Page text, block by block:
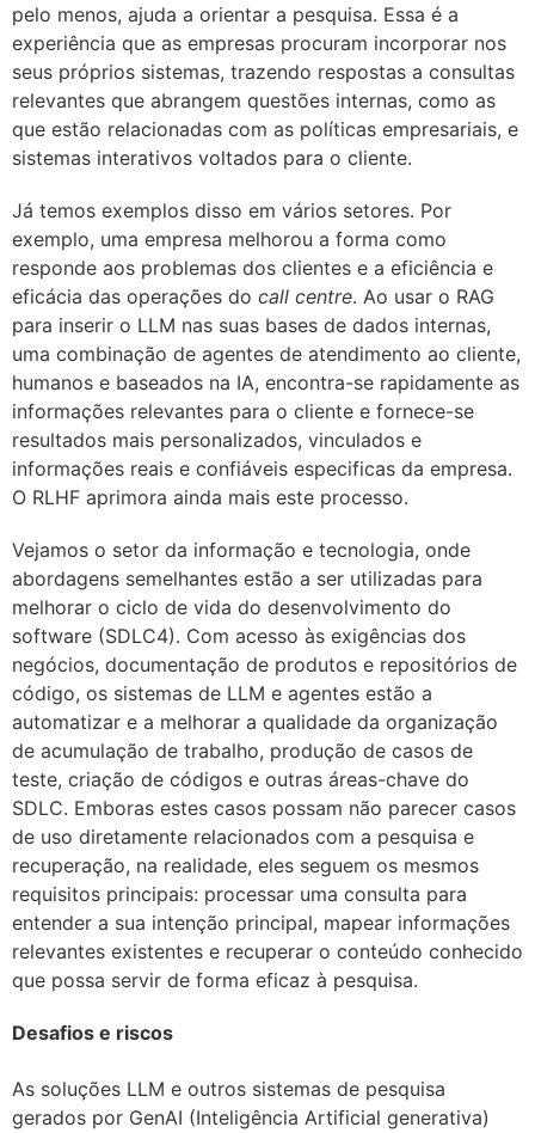
pelo menos, ajuda a orientar a pesquisa. Essa é a
experiência que as empresas procuram incorporar nos
seus próprios sistemas, trazendo respostas a consultas
relevantes que abrangem questões internas, como as
que estão relacionadas com as políticas empresariais, e
sistemas interativos voltados para o cliente.
Já temos exemplos disso em vários setores. Por
exemplo, uma empresa melhorou a forma como
responde aos problemas dos clientes e a eficiência e
eficácia das operações do call centre. Ao usar o RAG
para inserir o LLM nas suas bases de dados internas,
uma combinação de agentes de atendimento ao cliente,
humanos e baseados na IA, encontra-se rapidamente as
informações relevantes para o cliente e fornece-se
resultados mais personalizados, vinculados e
informações reais e confiáveis especificas da empresa.
O RLHF aprimora ainda mais este processo.
Vejamos o setor da informação e tecnologia, onde
abordagens semelhantes estão a ser utilizadas para
melhorar o ciclo de vida do desenvolvimento do
software (SDLC4). Com acesso às exigências dos
negócios, documentação de produtos e repositórios de
código, os sistemas de LLM e agentes estão a
automatizar e a melhorar a qualidade da organização
de acumulação de trabalho, produção de casos de
teste, criação de códigos e outras áreas-chave do
SDLC. Emboras estes casos possam não parecer casos
de uso diretamente relacionados com a pesquisa e
recuperação, na realidade, eles seguem os mesmos
requisitos principais: processar uma consulta para
entender a sua intenção principal, mapear informações
relevantes existentes e recuperar o conteúdo conhecido
que possa servir de forma eficaz à pesquisa.
Desafios e riscos
As soluções LLM e outros sistemas de pesquisa
gerados por GenAI (Inteligência Artificial generativa)